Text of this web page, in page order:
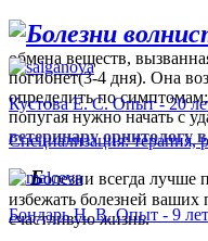
обмена веществ,
погибнет(3-4 дня). Она
определить по
попугая нужно начать с
ветеринару орнитологу
Болезни всегда лучше
избежать болезней ваших
счастливую жизнь.
Кустова Е. С. Опыт - 20
Специализация: терапия,
Бондарь Н. В. Опыт - 9 лет